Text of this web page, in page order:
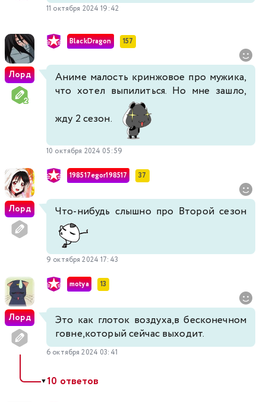
11 октября 2024 19:42
Лорд
BlackDragon 157
Аниме малость кринжовое про мужика,
что хотел выпилиться. Но мне зашло,
жду 2 сезон.
10 октября 2024 05:59
Лорд
198517egor198517 37
Что-нибудь слышно про Второй сезон
9 октября 2024 17:43
Лорд
motya 13
Это как глоток воздуха,в бесконечном
говне,который сейчас выходит.
6 октября 2024 03:41
▼10 ответов